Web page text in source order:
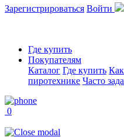
Зарегистрироваться Войти
Где купить
Покупателям
Каталог Где купить Как
пиротехнике Часто
0